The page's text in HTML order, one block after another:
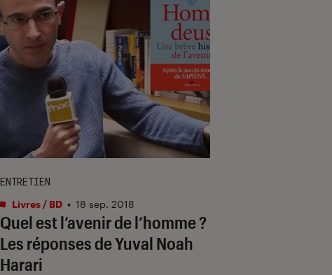
Quel est l’avenir de l’homme ?
Les réponses de Yuval Noah
Harari
ENTRETIEN
Livres / BD • 18 sep. 2018